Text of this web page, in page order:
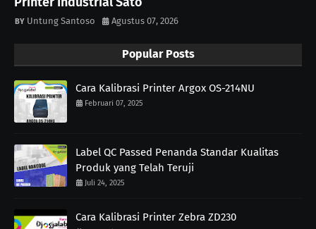
Untung Santoso Agustus 07, 2026
Popular Posts
Cara Kalibrasi Printer Argox OS-214NU
Februari 07, 2025
Label QC Passed Penanda Standar Kualitas
Produk yang Telah Teruji
Juli 24, 2025
Cara Kalibrasi Printer Zebra ZD230